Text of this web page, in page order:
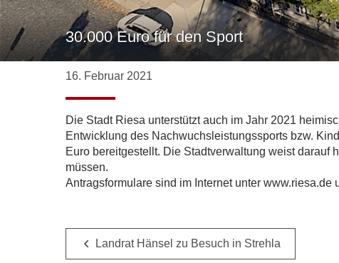
30.000 Euro für den Sport
16. Februar 2021
Die Stadt Riesa unterstützt auch im Jahr 2021
Entwicklung des Nachwuchsleistungssports bzw.
Euro bereitgestellt. Die Stadtverwaltung weist darauf
müssen.
Antragsformulare sind im Internet unter
Landrat Hänsel zu Besuch in Strehla